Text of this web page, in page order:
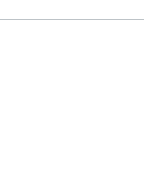
VS 백성철 팽팽한 대립각?!